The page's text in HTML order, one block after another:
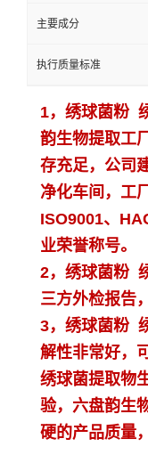
主要成分
执行质量标准
1，绣球菌粉
韵生物提取工
存充足，公司
净化车间，工
ISO9001、
业荣誉称号。
2， 绣球菌粉
三方外检报告
3， 绣球菌粉
解性非常好，
绣球菌提取物
验，六盘韵生
硬的产品质量